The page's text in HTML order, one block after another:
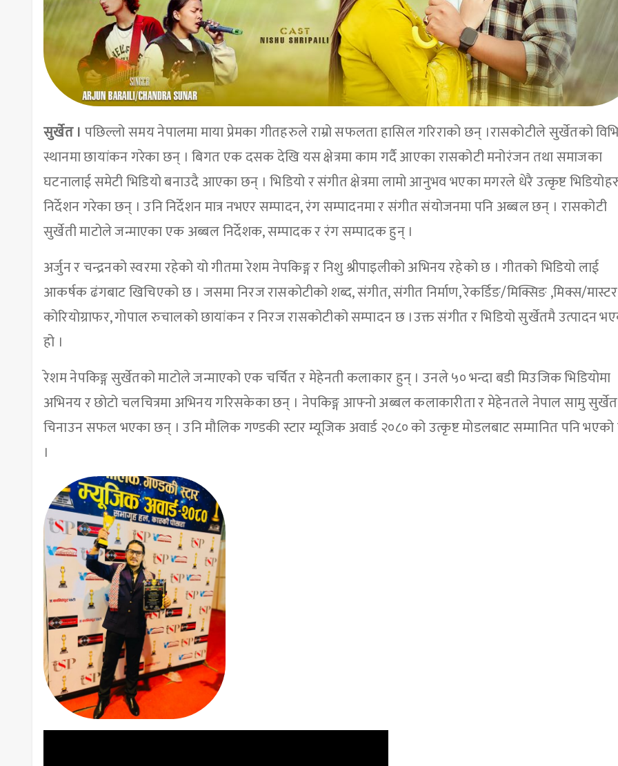
सुर्खेत । पछिल्लो समय नेपालमा माया प्रेमका गीतहरुले राम्रो सफलता हासिल गरिराको छन् ।रासकोटीले सुर्खेतको
स्थानमा छायांकन गरेका छन् । बिगत एक दसक देखि यस क्षेत्रमा काम गर्दै आएका रासकोटी मनोरंजन तथा समाजका
घटनालाई समेटी भिडियो बनाउदै आएका छन् । भिडियो र संगीत क्षेत्रमा लामो आनुभव भएका मगरले धेरै उत्कृष्ट
निर्देशन गरेका छन् । उनि निर्देशन मात्र नभएर सम्पादन, रंग सम्पादनमा र संगीत संयोजनमा पनि अब्बल छन् । रासकोटी
सुर्खेती माटोले जन्माएका एक अब्बल निर्देशक, सम्पादक र रंग सम्पादक हुन् ।
अर्जुन र चन्द्रनको स्वरमा रहेको यो गीतमा रेशम नेपकिङ्ग र निशु श्रीपाइलीको अभिनय रहेको छ । गीतको भिडियो लाई
आकर्षक ढंगबाट खिचिएको छ । जसमा निरज रासकोटीको शब्द, संगीत, संगीत निर्माण, रेकर्डिङ/मिक्सिङ ,मिक्स/
कोरियोग्राफर, गोपाल रुचालको छायांकन र निरज रासकोटीको सम्पादन छ ।उक्त संगीत र भिडियो सुर्खेतमै उत्पादन
हो ।
रेशम नेपकिङ्ग सुर्खेतको माटोले जन्माएको एक चर्चित र मेहेनती कलाकार हुन् । उनले ५० भन्दा बडी मिउजिक भिडियोमा
अभिनय र छोटो चलचित्रमा अभिनय गरिसकेका छन् । नेपकिङ्ग आफ्नो अब्बल कलाकारीता र मेहेनतले नेपाल सामु
चिनाउन सफल भएका छन् । उनि मौलिक गण्डकी स्टार म्यूजिक अवार्ड २०८० को उत्कृष्ट मोडलबाट सम्मानित पनि भएको
।